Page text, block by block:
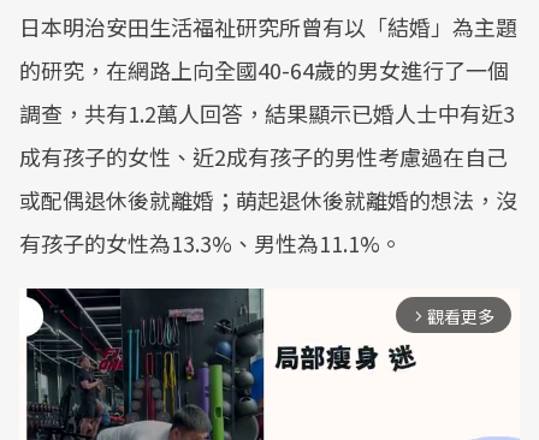
日本明治安田生活福祉研究所曾有以「結婚」為主題
的研究，在網路上向全國40-64歲的男女進行了一個
調查，共有1.2萬人回答，結果顯示已婚人士中有近3
成有孩子的女性、近2成有孩子的男性考慮過在自己
或配偶退休後就離婚；萌起退休後就離婚的想法，沒
有孩子的女性為13.3%、男性為11.1%。
arrow_forward_ios 觀看更多